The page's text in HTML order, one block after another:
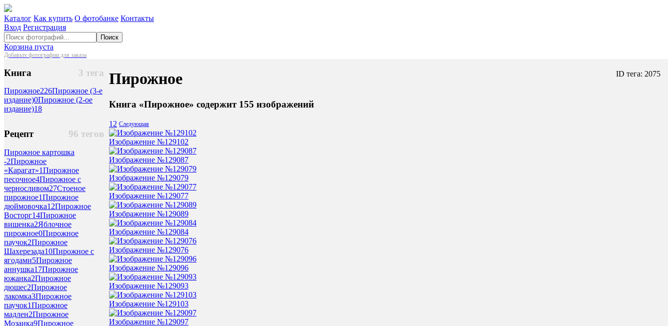
Каталог Как купить О фотобанке Контакты
Вход Регистрация
Поиск
Корзина пуста
Добавьте фотографии для заказа
3 тега
Книга
Пирожное226Пирожное (3-е
издание)0Пирожное (2-ое
издание)18
96 тегов
Рецепт
Пирожное картошка
-2Пирожное
«Карагат»1Пирожное
песочное4Пирожное с
черносливом27Стоеное
пирожное1Пирожное
дюймовочка12Пирожное
Восторг14Пирожное
вишенка2Яблочное
пирожное0Пирожное
паучок2Пирожное
Шахерезада10Пирожное с
ягодами5Пирожное
аннушка17Пирожное
южанка2Пирожное
дюшес2Пирожное
лакомка3Пирожное
паучок1Пирожное
мадлен2Пирожное
Мозаика9Пирожное
ID тега: 2075
Пирожное
Книга «Пирожное» содержит 155 изображений
1 2 Следующая
Изображение №129102
Изображение №129087
Изображение №129079
Изображение №129077
Изображение №129089
Изображение №129084
Изображение №129076
Изображение №129096
Изображение №129093
Изображение №129103
Изображение №129097